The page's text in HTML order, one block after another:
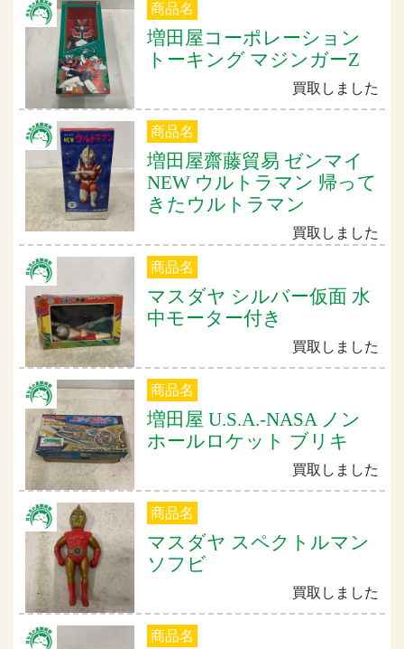
商品名
増田屋コーポレーション
トーキング マジンガーZ
買取しました
商品名
増田屋齋藤貿易 ゼンマイ
NEW ウルトラマン 帰って
きたウルトラマン
買取しました
商品名
マスダヤ シルバー仮面 水
中モーター付き
買取しました
商品名
増田屋 U.S.A.-NASA ノン
ホールロケット ブリキ
買取しました
商品名
マスダヤ スペクトルマン
ソフビ
買取しました
商品名